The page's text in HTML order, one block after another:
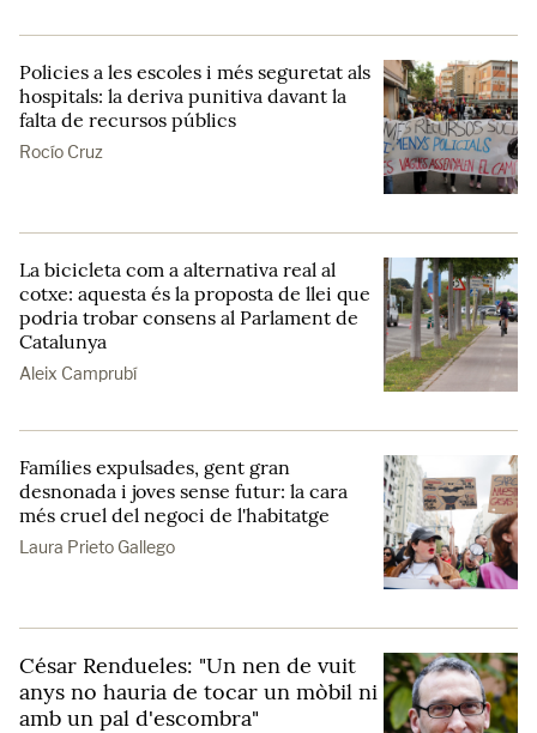
Policies a les escoles i més seguretat als
hospitals: la deriva punitiva davant la
falta de recursos públics
Rocío Cruz
La bicicleta com a alternativa real al
cotxe: aquesta és la proposta de llei que
podria trobar consens al Parlament de
Catalunya
Aleix Camprubí
Famílies expulsades, gent gran
desnonada i joves sense futur: la cara
més cruel del negoci de l'habitatge
Laura Prieto Gallego
César Rendueles: "Un nen de vuit
anys no hauria de tocar un mòbil ni
amb un pal d'escombra"